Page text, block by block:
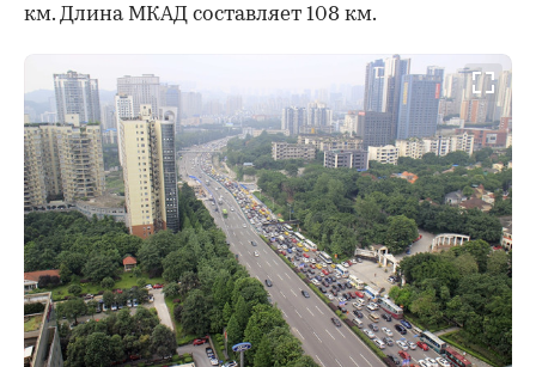
км. Длина МКАД составляет 108 км.